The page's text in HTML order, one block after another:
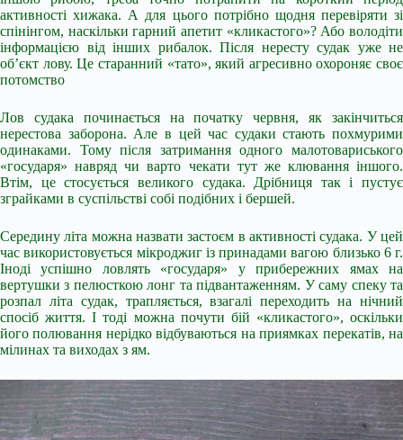
активності хижака. А для цього потрібно щодня перевіряти зі
спінінгом, наскільки гарний апетит «кликастого»? Або володіти
інформацією від інших рибалок. Після нересту судак уже не
об’єкт лову. Це старанний «тато», який агресивно охороняє своє
потомство
Лов судака починається на початку червня, як закінчиться
нерестова заборона. Але в цей час судаки стають похмурими
одинаками. Тому після затримання одного малотовариського
«государя» навряд чи варто чекати тут же клювання іншого.
Втім, це стосується великого судака. Дрібниця так і пустує
зграйками в суспільстві собі подібних і бершей.
Середину літа можна назвати застоєм в активності судака. У цей
час використовується мікроджиг із принадами вагою близько 6 г.
Іноді успішно ловлять «государя» у прибережних ямах на
вертушки з пелюсткою лонг та підвантаженням. У саму спеку та
розпал літа судак, трапляється, взагалі переходить на нічний
спосіб життя. І тоді можна почути бій «кликастого», оскільки
його полювання нерідко відбуваються на приямках перекатів, на
мілинах та виходах з ям.